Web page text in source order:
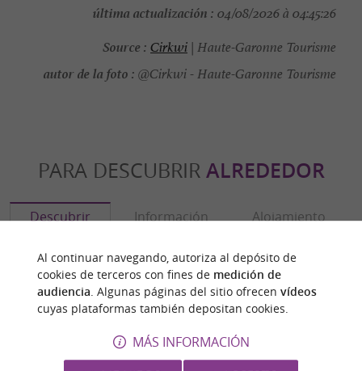
última actualización : 04/08/2026 à 04:45:26
Source : Cirkwi | Haute-Garonne Tourisme
autor de la foto : @Cirkwi - Haute-Garonne Tourisme
PARA DESCUBRIR ALREDEDOR
Descubrir Información Alojamiento
Al continuar navegando, autoriza al depósito de
cookies de terceros con fines de medición de
audiencia . Algunas páginas del sitio ofrecen vídeos
cuyas plataformas también depositan cookies.
MÁS INFORMACIÓN